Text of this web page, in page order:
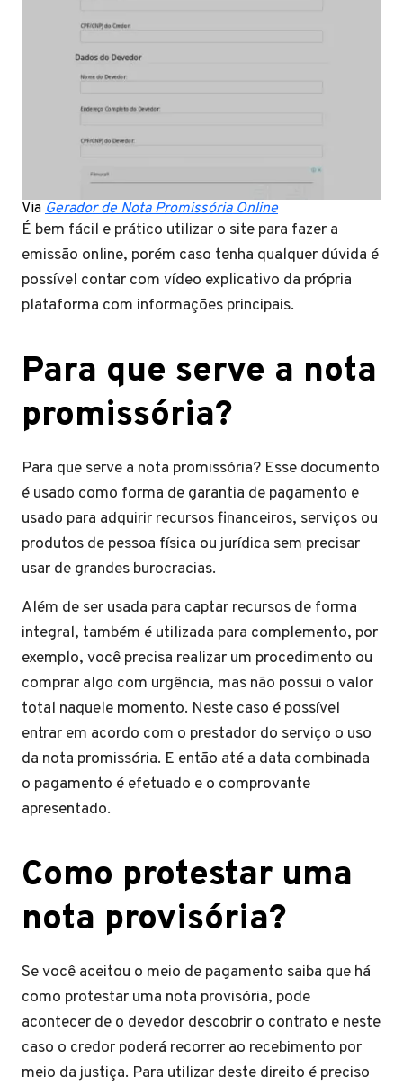
Via Gerador de Nota Promissória Online
É bem fácil e prático utilizar o site para fazer a
emissão online, porém caso tenha qualquer dúvida é
possível contar com vídeo explicativo da própria
plataforma com informações principais.
Para que serve a nota
promissória?
Para que serve a nota promissória? Esse documento
é usado como forma de garantia de pagamento e
usado para adquirir recursos financeiros, serviços ou
produtos de pessoa física ou jurídica sem precisar
usar de grandes burocracias.
Além de ser usada para captar recursos de forma
integral, também é utilizada para complemento, por
exemplo, você precisa realizar um procedimento ou
comprar algo com urgência, mas não possui o valor
total naquele momento. Neste caso é possível
entrar em acordo com o prestador do serviço o uso
da nota promissória. E então até a data combinada
o pagamento é efetuado e o comprovante
apresentado.
Como protestar uma
nota provisória?
Se você aceitou o meio de pagamento saiba que há
como protestar uma nota provisória, pode
acontecer de o devedor descobrir o contrato e neste
caso o credor poderá recorrer ao recebimento por
meio da justiça. Para utilizar deste direito é preciso